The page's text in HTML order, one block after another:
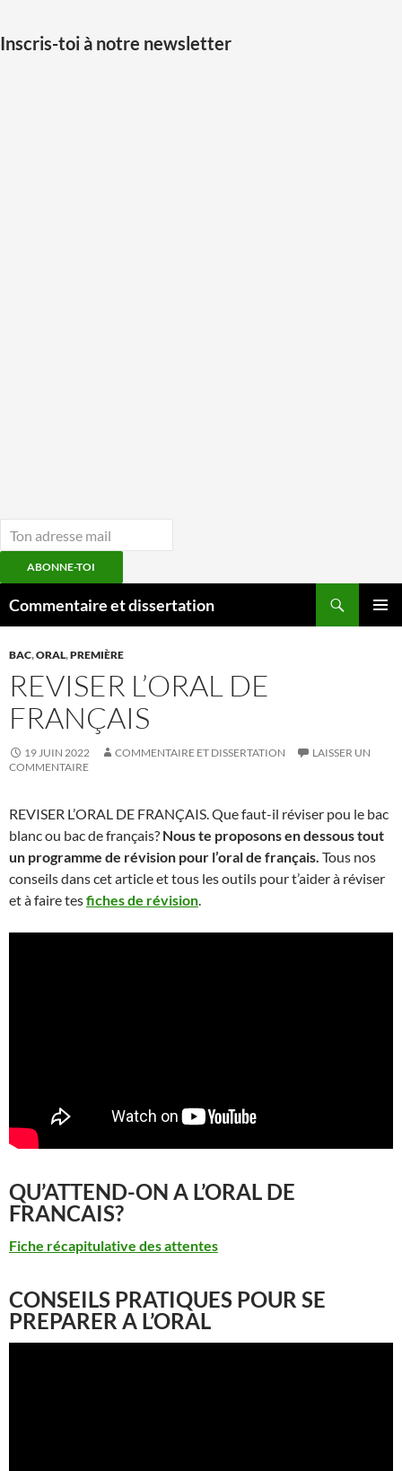
Inscris-toi à notre newsletter
ABONNE-TOI
auCommentaire et dissertation
BAC,ORAL,PREMIÈRE
REVISER L’ORAL DE
FRANÇAIS
19 JUIN 2022 COMMENTAIRE ET DISSERTATION
LAISSER UN
COMMENTAIRE
REVISER L’ORAL DE FRANÇAIS. Que faut-il réviser pou le bac
blanc ou bac de français? Nous te proposons en dessous tout
un programme de révision pour l’oral de français. Tous nos
conseils dans cet article et tous les outils pour t’aider à réviser
et à faire tesfiches de révision.
QU’ATTEND-ON A L’ORAL DE
FRANCAIS?
Fiche récapitulative des attentes
CONSEILS PRATIQUES POUR SE
PREPARER A L’ORAL